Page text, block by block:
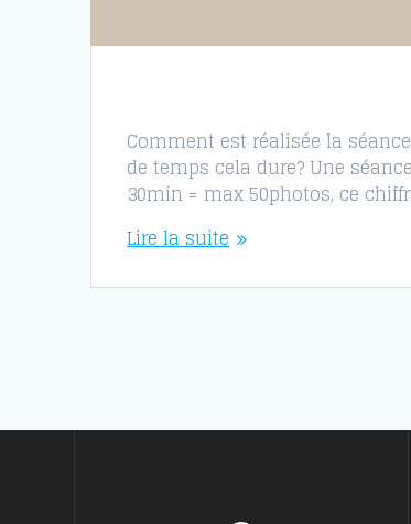
Comment est réalisée la
de temps cela dure? Une
30min = max 50photos, ce
Lire la suite